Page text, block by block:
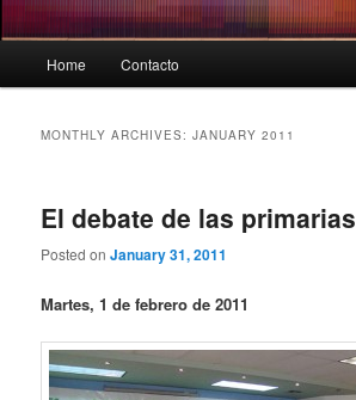
Home Contacto
MONTHLY ARCHIVES:JANUARY 2011
El debate de las primarias
Posted onJanuary 31, 2011
Martes, 1 de febrero de 2011